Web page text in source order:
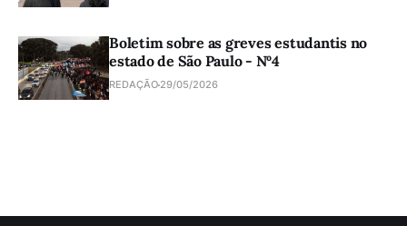
Boletim sobre as greves estudantis no
estado de São Paulo - Nº4
REDAÇÃO 29/05/2026